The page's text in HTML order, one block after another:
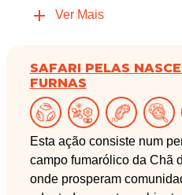
Ver Mais
SAFARI PELAS
FURNAS
Esta ação consiste num
campo fumarólico da Chã
onde prosperam